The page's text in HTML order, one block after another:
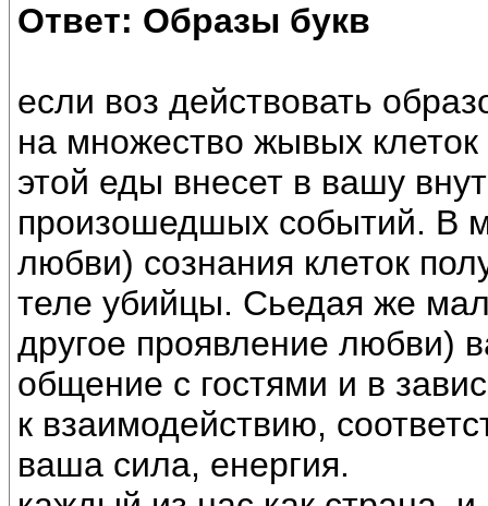
Ответ: Образы букв
если воз действовать
на множество жывых
этой еды внесет в вашу
произошедшых событий. В
любви) сознания клеток
теле убийцы. Сьедая же
другое проявление любви)
общение с гостями и в
к взаимодействию,
ваша сила, енергия.